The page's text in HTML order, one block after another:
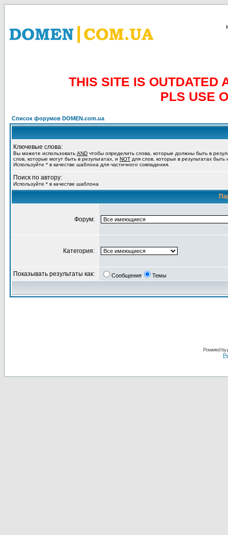
THIS SITE IS OUTDATED
PLS USE
Список форумов DOMEN.com.ua
Ключевые слова:
Вы можете использовать AND чтобы определить слова, которые должны быть в
слов, которые могут быть в результатах, и NOT для слов, которых в результатах
Используйте * в качестве шаблона для частичного совпадения.
Поиск по автору:
Используйте * в качестве шаблона
Форум:
Категория:
Показывать результаты как: Сообщения Темы
Powered by